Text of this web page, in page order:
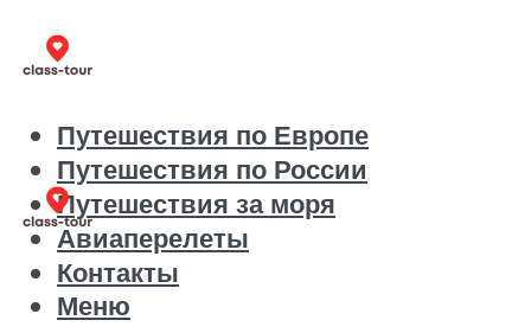
Путешествия по Европе
Путешествия по России
Путешествия за моря
Авиаперелеты
Контакты
Меню